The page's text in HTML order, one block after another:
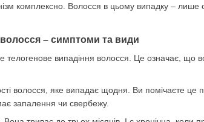
комплексно. Волосся в цьому випадку – лише
– симптоми та види
телогенове випадіння волосся. Це означає, що
волосся, яке випадає щодня. Ви помічаєте це
запалення чи свербежу.